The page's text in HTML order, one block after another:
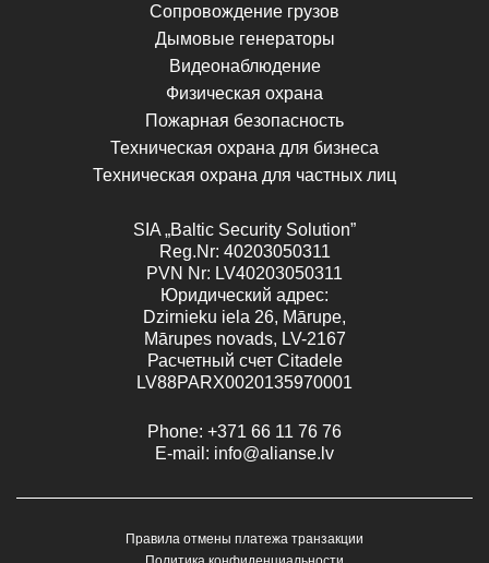
Сопровождение грузов
Дымовые генераторы
Видеонаблюдение
Физическая охрана
Пожарная безопасность
Техническая охрана для бизнеса
Техническая охрана для частных лиц
SIA „Baltic Security Solution”
Reg.Nr: 40203050311
PVN Nr: LV40203050311
Юридический адрес:
Dzirnieku iela 26, Mārupe,
Mārupes novads, LV-2167
Расчетный счет Citadele
LV88PARX0020135970001
Phone: +371 66 11 76 76
E-mail: info@alianse.lv
Правила отмены платежа транзакции